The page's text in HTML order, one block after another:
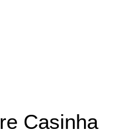
Casinha